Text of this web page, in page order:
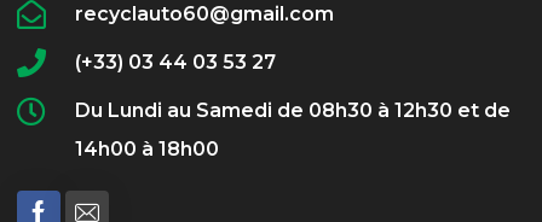
recyclauto60@gmail.com
(+33) 03 44 03 53 27
Du Lundi au Samedi de 08h30 à 12h30 et de
14h00 à 18h00